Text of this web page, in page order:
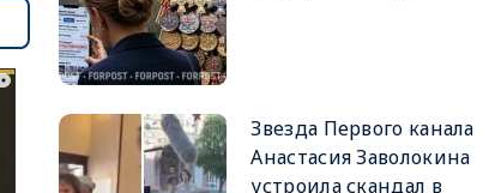
Звезда Первого канала
Анастасия Заволокина
устроила скандал в